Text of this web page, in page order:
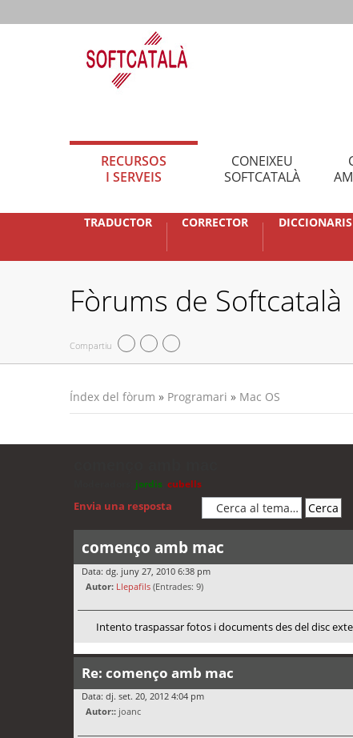
RECURSOS
I SERVEIS
CONEIXEU
SOFTCATALÀ
TRADUCTOR CORRECTOR DICCIONARIS
Fòrums de Softcatalà
Compartiu
Índex del fòrum » Programari » Mac OS
jordis cubells
Envia una resposta
començo amb mac
Data: dg. juny 27, 2010 6:38 pm
Autor: Llepafils (Entrades: 9)
Intento traspassar fotos i documents des del disc
Re: començo amb mac
Data: dj. set. 20, 2012 4:04 pm
Autor:: joanc